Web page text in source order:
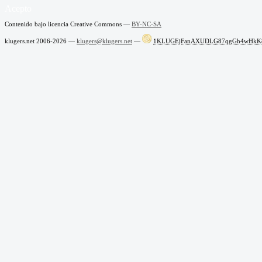
Contenido bajo licencia Creative Commons — BY-NC-SA
klugers.net 2006-2026 — klugers@klugers.net —